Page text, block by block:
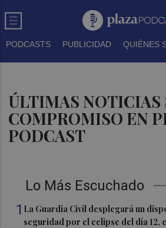
PODCASTS PUBLICIDAD QUIÉNES
ÚLTIMAS NOTICIAS
COMPROMISO EN
PODCAST
Lo Más Escuchado
1 La Guardia Civil desplegará un
seguridad por el eclipse del día 12,